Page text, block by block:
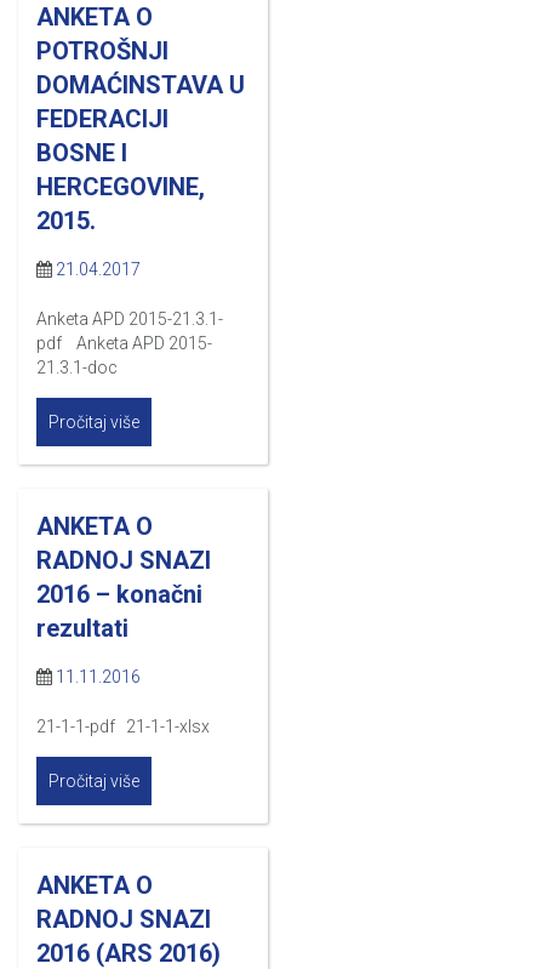
ANKETA O
POTROŠNJI
DOMAĆINSTAVA U
FEDERACIJI
BOSNE I
HERCEGOVINE,
2015.
21.04.2017
Anketa APD 2015-21.3.1-
pdf Anketa APD 2015-
21.3.1-doc
Pročitaj više
ANKETA O
RADNOJ SNAZI
2016 – konačni
rezultati
11.11.2016
21-1-1-pdf 21-1-1-xlsx
Pročitaj više
ANKETA O
RADNOJ SNAZI
2016 (ARS 2016)